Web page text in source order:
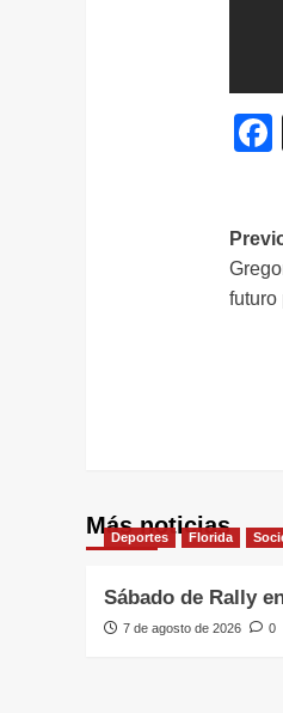
de
futuro
Más noticias
Deportes Florida
Sábado de Rally
7 de agosto de 2026 0